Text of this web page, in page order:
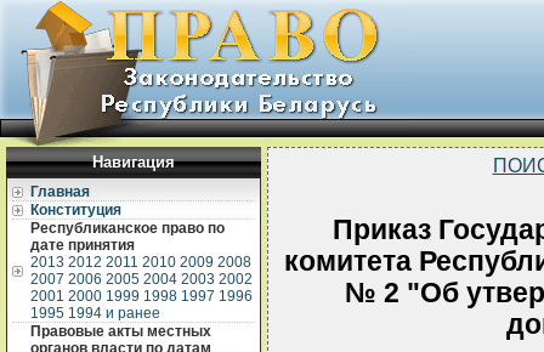
Навигация
Главная
Конституция
Республиканское право по
дате принятия
2013 2012 2011 2010 2009 2008
2007 2006 2005 2004 2003 2002
2001 2000 1999 1998 1997 1996
1995 1994 и ранее
Правовые акты местных
органов власти по датам
Приказ
комитета
№ 2 "Об